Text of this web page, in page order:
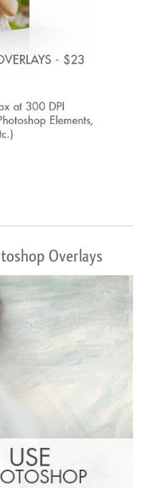
Overlays